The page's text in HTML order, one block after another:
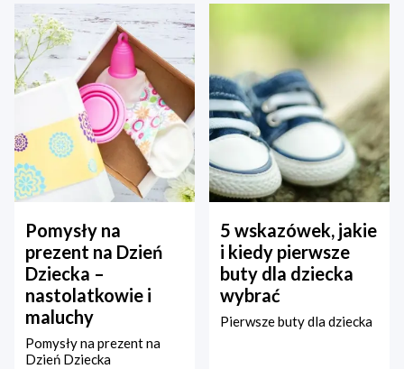
Pomysły na
prezent na Dzień
Dziecka –
nastolatkowie i
maluchy
Pomysły na prezent na
Dzień Dziecka
5 wskazówek, jakie
i kiedy pierwsze
buty dla dziecka
wybrać
Pierwsze buty dla dziecka